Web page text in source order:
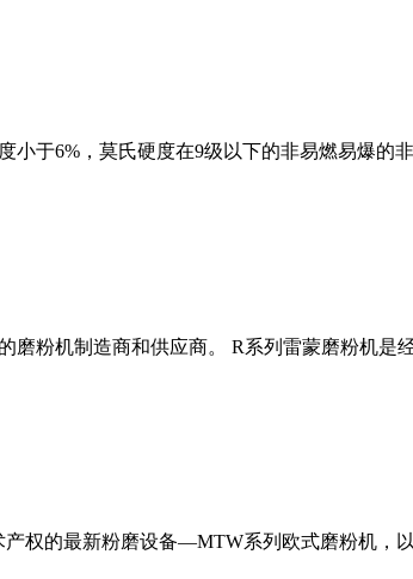
于6%，莫氏硬度在9级以下的非易燃易爆的
粉机制造商和供应商。 R系列雷蒙磨粉机是
权的最新粉磨设备—MTW系列欧式磨粉机，